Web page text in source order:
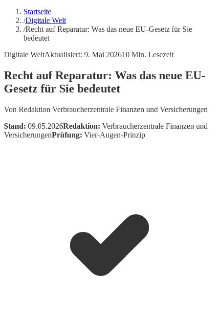
Startseite
/Digitale Welt
/Recht auf Reparatur: Was das neue EU-Gesetz für Sie
bedeutet
Digitale WeltAktualisiert: 9. Mai 202610 Min. Lesezeit
Recht auf Reparatur: Was das neue EU-
Gesetz für Sie bedeutet
Von Redaktion Verbraucherzentrale Finanzen und Versicherungen
Stand: 09.05.2026Redaktion: Verbraucherzentrale Finanzen und
VersicherungenPrüfung: Vier-Augen-Prinzip